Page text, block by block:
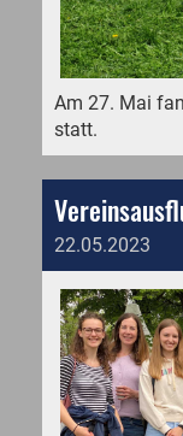
Am 27. Mai
statt.
22.05.2023